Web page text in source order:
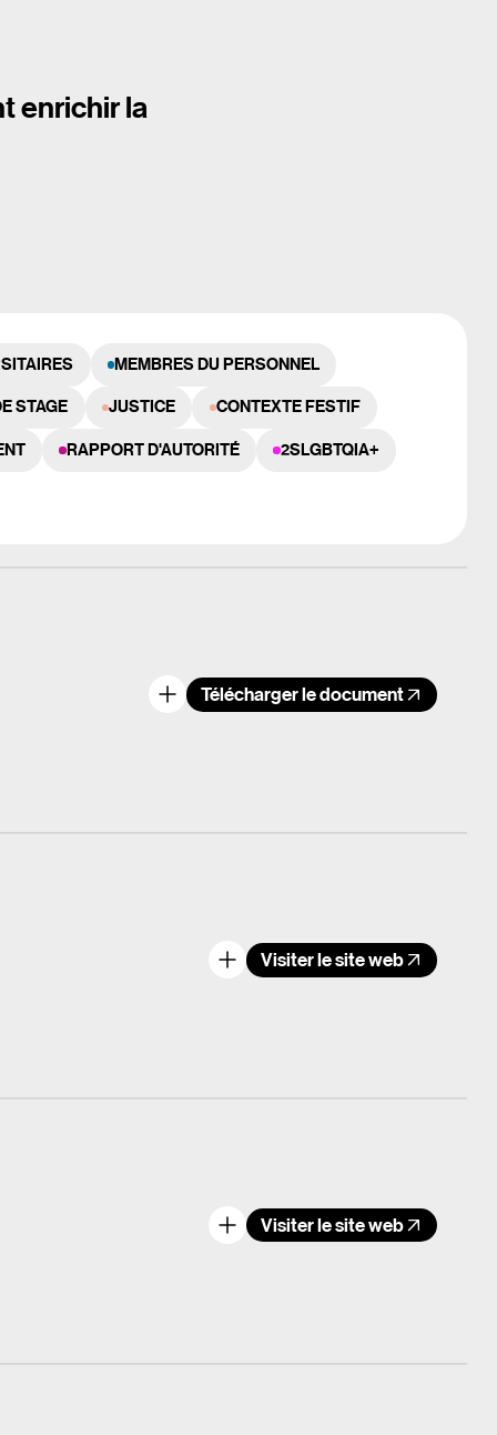
enrichir la
MEMBRES DU PERSONNEL
STAGE JUSTICE CONTEXTE FESTIF
RAPPORT D'AUTORITÉ 2SLGBTQIA+
Télécharger le document
Visiter le site web
Visiter le site web